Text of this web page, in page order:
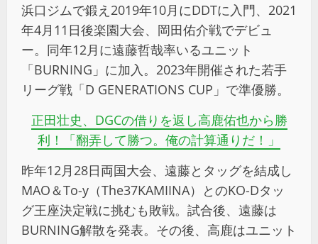
浜口ジムで鍛え2019年10月にDDTに入門、2021
年4月11日後楽園大会、岡田佑介戦でデビュ
ー。同年12月に遠藤哲哉率いるユニット
「BURNING」に加入。2023年開催された若手
リーグ戦「D GENERATIONS CUP」で準優勝。
正田壮史、DGCの借りを返し高鹿佑也から勝
利！「翻弄して勝つ。俺の計算通りだ！」
昨年12月28日両国大会、遠藤とタッグを結成し
MAO＆To-y（The37KAMIINA）とのKO-Dタッ
グ王座決定戦に挑むも敗戦。試合後、遠藤は
BURNING解散を発表。その後、高鹿はユニット